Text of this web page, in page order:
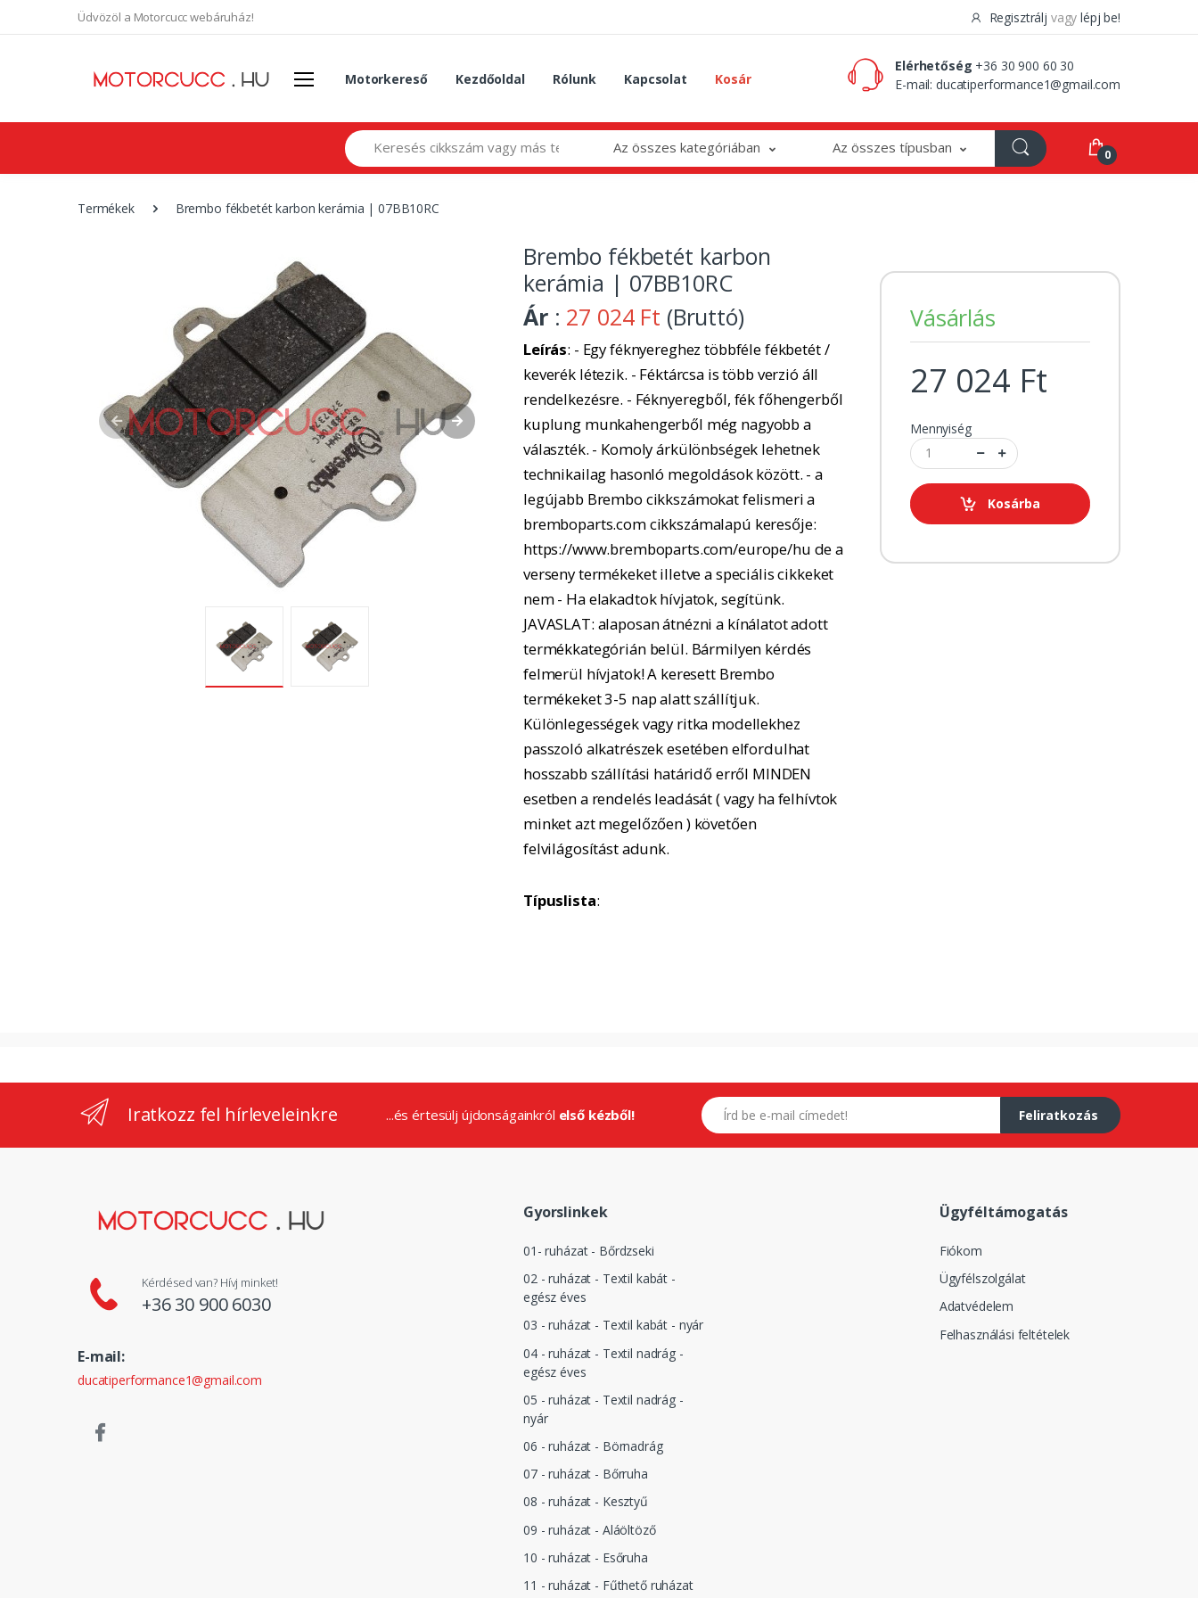
Üdvözöl a Motorcucc webáruház! Regisztrálj vagy lépj be!
Motorkereső Kezdőoldal Rólunk Kapcsolat Kosár
Elérhetőség +36 30 900 60 30
E-mail:ducatiperformance1@gmail.com
Search Az összes kategóriában Az összes típusban 0
Termékek Brembo fékbetét karbon kerámia | 07BB10RC
Brembo fékbetét karbon
kerámia | 07BB10RC
Ár : 27 024 Ft (Bruttó)
Leírás: - Egy féknyereghez többféle fékbetét /
keverék létezik. - Féktárcsa is több verzió áll
rendelkezésre. - Féknyeregből, fék főhengerből
kuplung munkahengerből még nagyobb a
választék. - Komoly árkülönbségek lehetnek
technikailag hasonló megoldások között. - a
legújabb Brembo cikkszámokat felismeri a
bremboparts.com cikkszámalapú keresője:
https://www.bremboparts.com/europe/hu de a
verseny termékeket illetve a speciális cikkeket
nem - Ha elakadtok hívjatok, segítünk.
JAVASLAT: alaposan átnézni a kínálatot adott
termékkategórián belül. Bármilyen kérdés
felmerül hívjatok! A keresett Brembo
termékeket 3-5 nap alatt szállítjuk.
Különlegességek vagy ritka modellekhez
passzoló alkatrészek esetében elfordulhat
hosszabb szállítási határidő erről MINDEN
esetben a rendelés leadását ( vagy ha felhívtok
minket azt megelőzően ) követően
felvilágosítást adunk.
Típuslista:
Vásárlás
27 024 Ft
Mennyiség
Kosárba
Iratkozz fel hírleveleinkre ...és értesülj újdonságainkról első kézből!
E-mail címed
Feliratkozás
Kérdésed van? Hívj minket!
+36 30 900 6030
E-mail:
ducatiperformance1@gmail.com
Gyorslinkek
01- ruházat - Bőrdzseki
02 - ruházat - Textil kabát -
egész éves
03 - ruházat - Textil kabát - nyár
04 - ruházat - Textil nadrág -
egész éves
05 - ruházat - Textil nadrág -
nyár
06 - ruházat - Börnadrág
07 - ruházat - Bőrruha
08 - ruházat - Kesztyű
09 - ruházat - Aláöltöző
10 - ruházat - Esőruha
11 - ruházat - Fűthető ruházat
Ügyféltámogatás
Fiókom
Ügyfélszolgálat
Adatvédelem
Felhasználási feltételek